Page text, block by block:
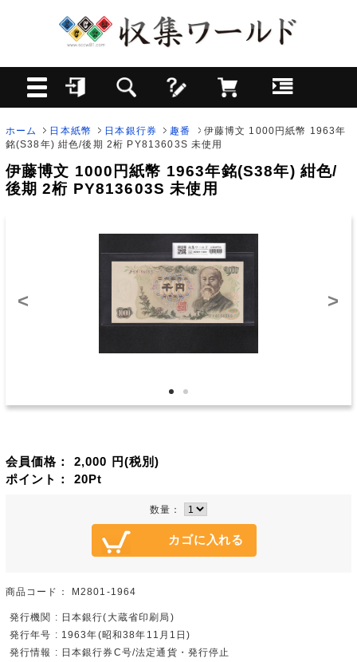
ホーム 日本紙幣 日本銀行券 趣番
伊藤博文 1000円紙幣 1963年
銘(S38年) 紺色/後期 2桁 PY813603S 未使用
伊藤博文 1000円紙幣 1963年銘(S38年) 紺色/
後期 2桁 PY813603S 未使用
< >
会員価格： 2,000 円(税別)
ポイント： 20Pt
数量：
商品コード： M2801-1964
発行機関 : 日本銀行(大蔵省印刷局)
発行年号 : 1963年(昭和38年11月1日)
発行情報 : 日本銀行券C号/法定通貨・発行停止